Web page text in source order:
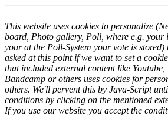
This website uses cookies to personalize
board, Photo gallery, Poll, where e.g. your
your at the Poll-System your vote is
asked at this point if we want to set a
that included external content like Youtube,
Bandcamp or others uses cookies for
others. We'll pervent this by Java-Script
conditions by clicking on the mentioned
If you use our website you accept the